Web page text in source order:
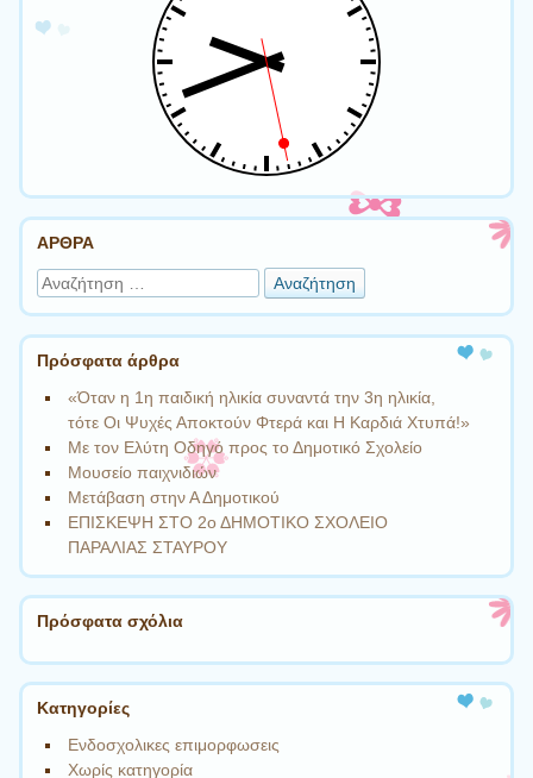
ΑΡΘΡΑ
Αναζήτηση
Πρόσφατα άρθρα
«Όταν η 1η παιδική ηλικία συναντά την 3η ηλικία,
τότε Οι Ψυχές Αποκτούν Φτερά και Η Καρδιά Χτυπά!»
Με τον Ελύτη Οδηγό προς το Δημοτικό Σχολείο
Μουσείο παιχνιδιών
Μετάβαση στην Α Δημοτικού
ΕΠΙΣΚΕΨΗ ΣΤΟ 2ο ΔΗΜΟΤΙΚΟ ΣΧΟΛΕΙΟ
ΠΑΡΑΛΙΑΣ ΣΤΑΥΡΟΥ
Πρόσφατα σχόλια
Kατηγορίες
Ενδοσχολικες επιμορφωσεις
Χωρίς κατηγορία